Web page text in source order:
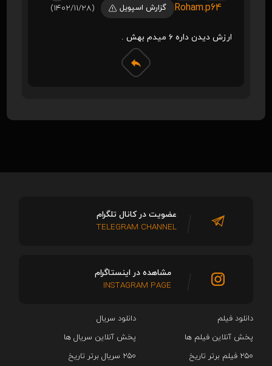
Roham.p64
گزارش اسپویل (1402/11/28)
ارزش دیدن داره 6 میدم بهش .
دانلود فیلم
دانلود سریال‌
پخش آنلاین فیلم ها
پخش آنلاین سریال ها
۲۵۰ فیلم برتر تاریخ
۲۵۰ سریال برتر تاریخ
عضویت در کانال تلگرام
TELEGRAM CHANNEL
مشاهده در اینستاگرام
INSTAGRAM PAGE